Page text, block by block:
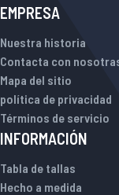
EMPRESA
Nuestra historia
Contacta con
Mapa del sitio
política de privacidad
Términos de servicio
INFORMACIÓN
Tabla de tallas
Hecho a medida